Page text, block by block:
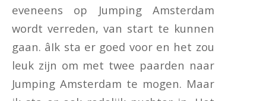
eveneens op Jumping Amsterdam
wordt verreden, van start te kunnen
gaan. âIk sta er goed voor en het zou
leuk zijn om met twee paarden naar
Jumping Amsterdam te mogen. Maar